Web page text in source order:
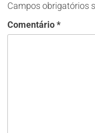
Campos obrigatórios
Comentário*